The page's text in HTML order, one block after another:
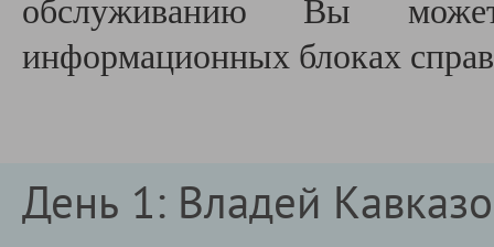
обслуживанию Вы
информационных блоках
День 1: Владей